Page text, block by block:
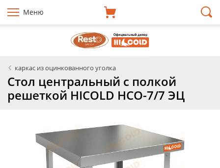
Меню
каркас из оцинкованного уголка
Стол центральный с полкой
решеткой HICOLD НСО-7/7 ЭЦ